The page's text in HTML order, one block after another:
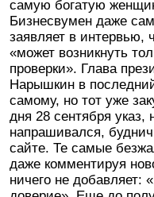
самую богатую
Бизнесвумен даже
заявляет в интервью,
«может возникнуть
проверки». Глава
Нарышкин в
самому, но тот уже
дня 28 сентября указ,
напрашивался,
сайте. Те самые
даже комментируя
ничего не добавляет: